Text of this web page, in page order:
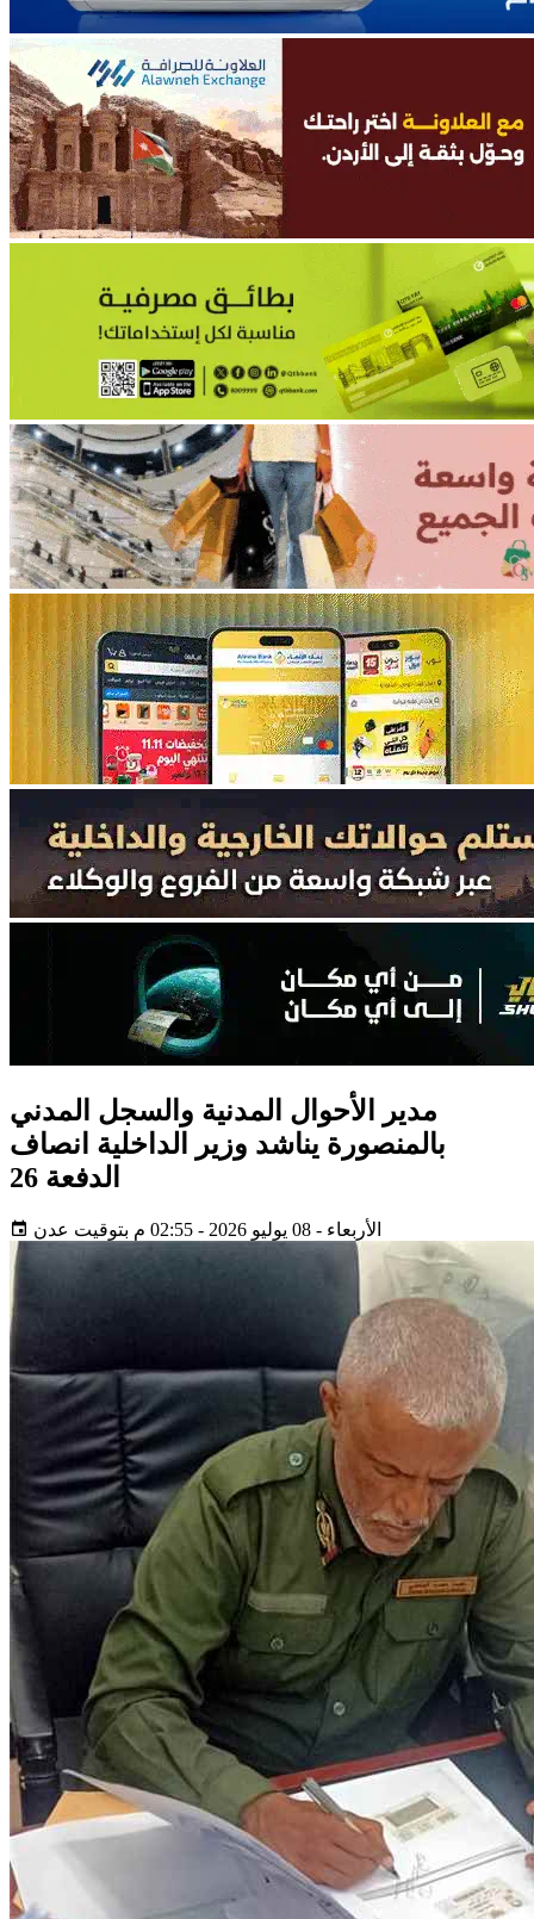
مدير الأحوال المدنية والسجل المدني
بالمنصورة يناشد وزير الداخلية انصاف
الدفعة 26
الأربعاء - 08 يوليو 2026 - 02:55 م بتوقيت عدن